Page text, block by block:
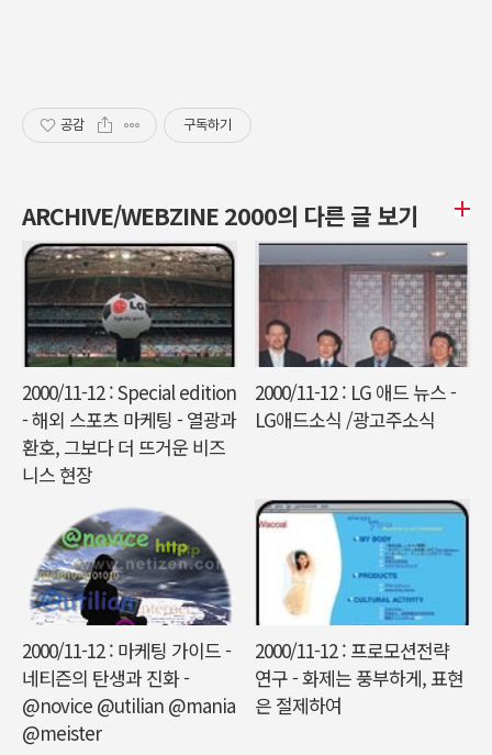
공감 구독하기
ARCHIVE/WEBZINE 2000의 다른 글 보기
2000/11-12 : Special edition
- 해외 스포츠 마케팅 - 열광과
환호, 그보다 더 뜨거운 비즈
니스 현장
2000/11-12 : LG 애드 뉴스 -
LG애드소식 /광고주소식
2000/11-12 : 마케팅 가이드 -
네티즌의 탄생과 진화 -
@novice @utilian @mania
@meister
2000/11-12 : 프로모션전략
연구 - 화제는 풍부하게, 표현
은 절제하여